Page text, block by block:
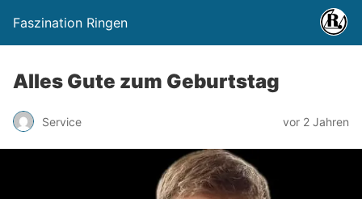
Faszination Ringen
Alles Gute zum Geburtstag
Service vor 2 Jahren